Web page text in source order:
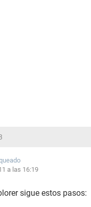
a las 16:19
sigue estos pasos: